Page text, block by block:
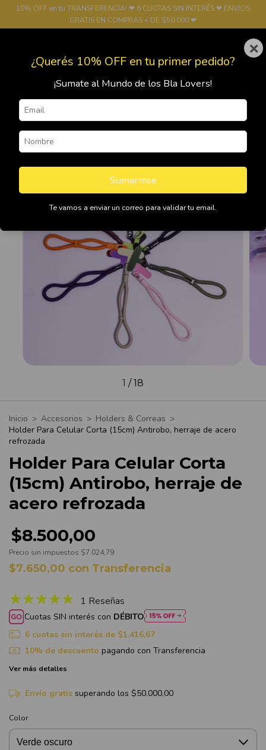
10% OFF en tu TRANSFERENCIA! ❤ 6 CUOTAS SIN INTERÉS ❤ ENVIOS
GRATIS EN COMPRAS + DE $50.000 ❤
0
1 /18
Inicio > Accesorios > Holders & Correas >
Holder Para Celular Corta (15cm) Antirobo, herraje de acero
refrozada
Holder Para Celular Corta
(15cm) Antirobo, herraje de
acero refrozada
$8.500,00
Precio sin impuestos $7.024,79
$7.650,00 con Transferencia
1 Reseñas
Cuotas SIN interés con DÉBITO
6 cuotas sin interés de $1.416,67
10% de descuento pagando con Transferencia
Ver más detalles
Envío gratis superando los $50.000,00
Color
×
¿Querés 10% OFF en tu primer pedido?
¡Sumate al Mundo de los Bla Lovers!
Sumarmse
Te vamos a enviar un correo para validar tu email.